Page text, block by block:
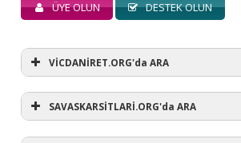
ÜYE OLUN DESTEK OLUN
VİCDANİRET.ORG'da ARA
SAVASKARSİTLARİ.ORG'da ARA